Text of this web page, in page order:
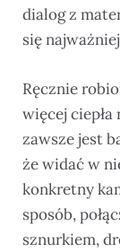
dialog z
się
Ręcznie
więcej
zawsze jest
że widać w
konkretny
sposób,
sznurkiem,